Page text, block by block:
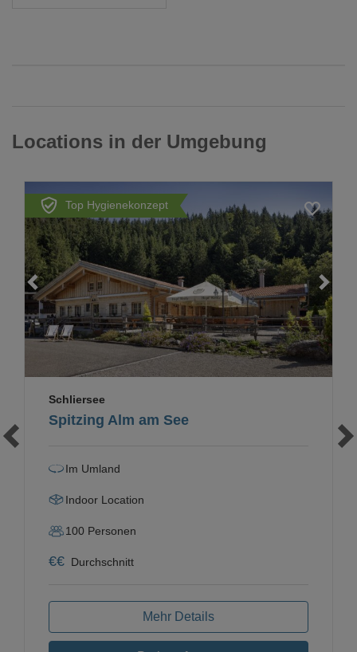
Locations in der Umgebung
Top Hygienekonzept
Loading...
Spitzing Alm am See
Schliersee
Im Umland
Indoor Location
100 Personen
€€ Durchschnitt
Mehr Details